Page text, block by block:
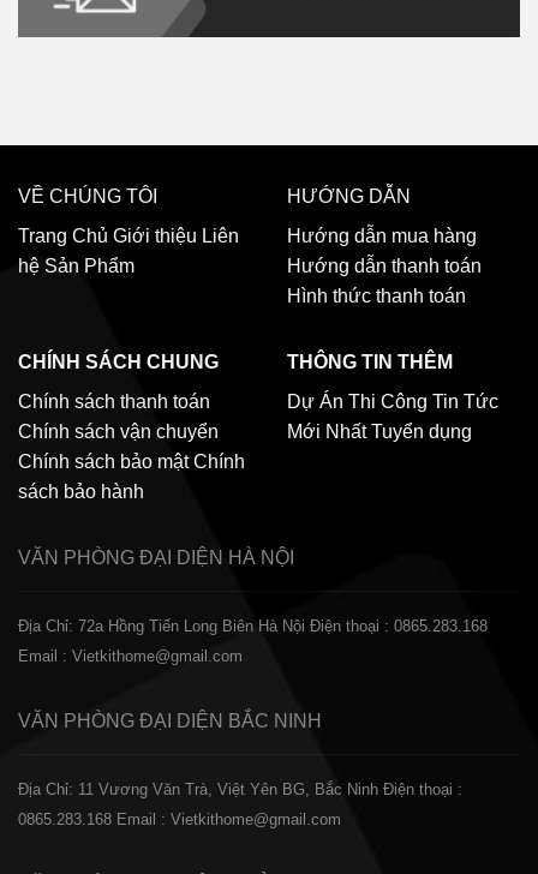
VỀ CHÚNG TÔI
Trang Chủ Giới thiệu Liên
hệ Sản Phẩm
HƯỚNG DẪN
Hướng dẫn mua hàng
Hướng dẫn thanh toán
Hình thức thanh toán
CHÍNH SÁCH CHUNG
Chính sách thanh toán
Chính sách vận chuyển
Chính sách bảo mật Chính
sách bảo hành
THÔNG TIN THÊM
Dự Án Thi Công Tin Tức
Mới Nhất Tuyển dụng
VĂN PHÒNG ĐẠI DIỆN HÀ NỘI
Địa Chỉ: 72a Hồng Tiến Long Biên Hà Nội Điện thoại : 0865.283.168
Email : Vietkithome@gmail.com
VĂN PHÒNG ĐẠI DIỆN BẮC NINH
Địa Chỉ: 11 Vương Văn Trà, Việt Yên BG, Bắc Ninh Điện thoại :
0865.283.168 Email : Vietkithome@gmail.com